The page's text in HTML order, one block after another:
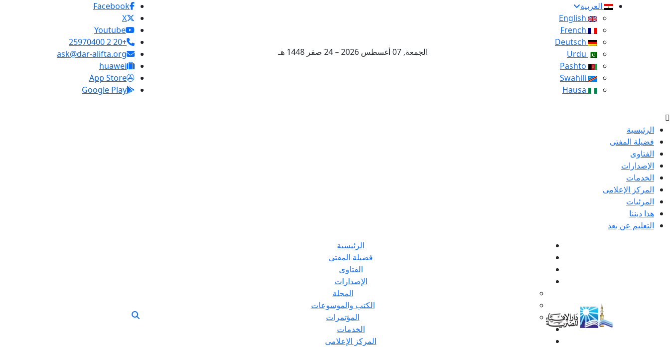
العربية
الجمعة, 07 أغسطس 2026 – 24 صفر 1448 هـ
Facebook
X
Youtube
+20 2 25970400
ask@dar-alifta.org
huawei
App Store
Google Play
الرئيسية
فضيلة المفتى
الفتاوى
الإصدارات
الخدمات
المركز الإعلامى
المرئيات
هذا ديننا
التعليم عن بعد
الرئيسية
فضيلة المفتى
الفتاوى
الإصدارات
المجلة
الكتب والموسوعات
المؤتمرات
الخدمات
المركز الإعلامى